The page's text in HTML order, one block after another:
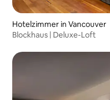
Hotelzimmer in Vancouver
Blockhaus | Deluxe-Loft